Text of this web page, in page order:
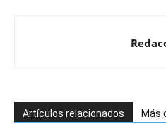
Artículos relacionados Más